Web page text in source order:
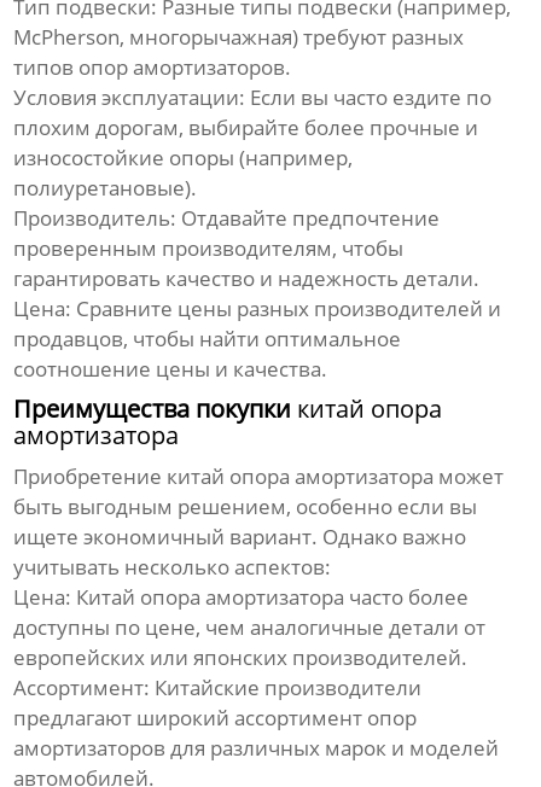
Тип подвески: Разные типы подвески (например,
McPherson, многорычажная) требуют разных
типов опор амортизаторов.
Условия эксплуатации: Если вы часто ездите по
плохим дорогам, выбирайте более прочные и
износостойкие опоры (например,
полиуретановые).
Производитель: Отдавайте предпочтение
проверенным производителям, чтобы
гарантировать качество и надежность детали.
Цена: Сравните цены разных производителей и
продавцов, чтобы найти оптимальное
соотношение цены и качества.
Преимущества покупки китай опора
амортизатора
Приобретение китай опора амортизатора может
быть выгодным решением, особенно если вы
ищете экономичный вариант. Однако важно
учитывать несколько аспектов:
Цена: Китай опора амортизатора часто более
доступны по цене, чем аналогичные детали от
европейских или японских производителей.
Ассортимент: Китайские производители
предлагают широкий ассортимент опор
амортизаторов для различных марок и моделей
автомобилей.